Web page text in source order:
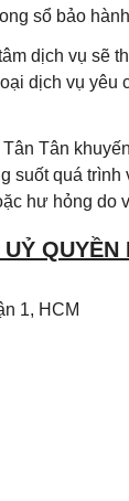
sổ bảo
dịch vụ sẽ
dịch vụ yêu
Tân
suốt quá
hư hỏng do
QUYỀN
1, HCM